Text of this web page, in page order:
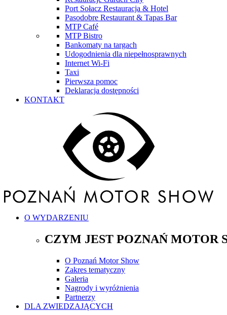
Port Sołacz Restauracja & Hotel
Pasodobre Restaurant & Tapas Bar
MTP Café
MTP Bistro
Bankomaty na targach
Udogodnienia dla niepełnosprawnych
Internet Wi-Fi
Taxi
Pierwsza pomoc
Deklaracja dostępności
KONTAKT
O WYDARZENIU
CZYM JEST POZNAŃ MOTOR
O Poznań Motor Show
Zakres tematyczny
Galeria
Nagrody i wyróżnienia
Partnerzy
DLA ZWIEDZAJĄCYCH